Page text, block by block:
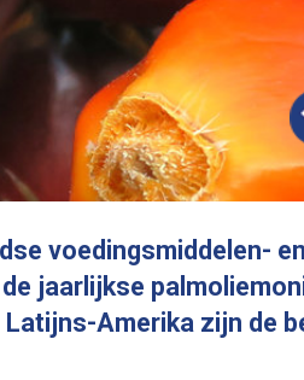
en diervoederindustrie
van de
zijn de belangrijkste
palmolie
wordt
binnen.
en
gecertificeerd met
De
ton
61%
Ontbossing
Op basis van
laat de rapportage
desalniettemin nog
van te zijn dat de